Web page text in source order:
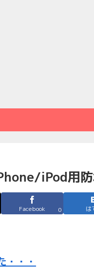
iPod用
Facebook 0 は
・・・